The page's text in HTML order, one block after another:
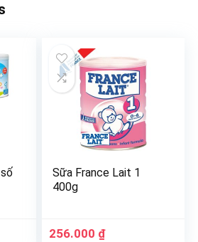
Sữa France Lait 1
400g
256.000 ₫